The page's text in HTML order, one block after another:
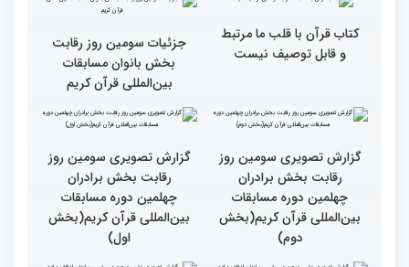
کتاب قرآن با قلب ما مرتبط
جزئیات سومین روز رقابت
بخش بانوان مسابقات
گزارش تصویری سومین روز
رقابت بخش برادران
چهلمین دوره مسابقات
بین‌المللی قرآن کریم(بخش
گزارش تصویری سومین روز
رقابت بخش برادران
چهلمین دوره مسابقات
بین‌المللی قرآن کریم(بخش